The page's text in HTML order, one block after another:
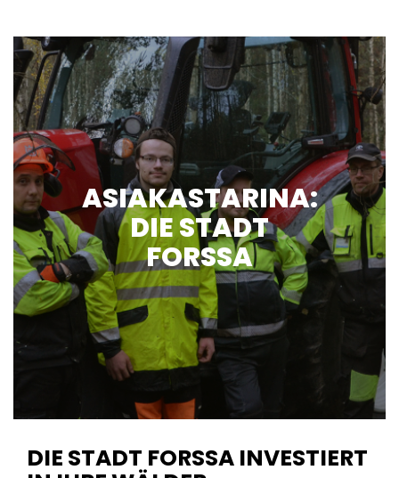
ASIAKASTARINA:
DIE STADT
FORSSA
DIE STADT FORSSA INVESTIERT